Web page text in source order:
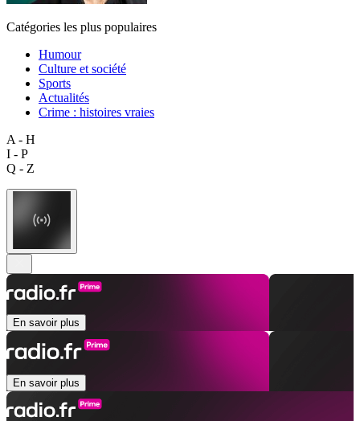
Catégories les plus populaires
Humour
Culture et société
Sports
Actualités
Crime : histoires vraies
A - H
I - P
Q - Z
En savoir plus
En savoir plus